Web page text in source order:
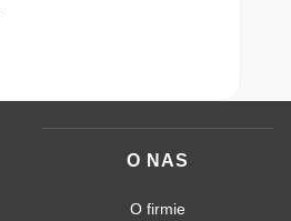
O NAS
O firmie